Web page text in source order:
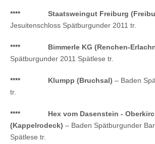
**** Staatsweingut Freiburg
Jesuitenschloss Spätburgunder 2011 tr.
**** Bimmerle KG (Renchen-
Spätburgunder 2011 Spätlese tr.
**** Klumpp (Bruchsal) – Baden
tr.
****
Hex vom Dasenstein -
(Kappelrodeck) – Baden Spätburgunder
Spätlese tr.